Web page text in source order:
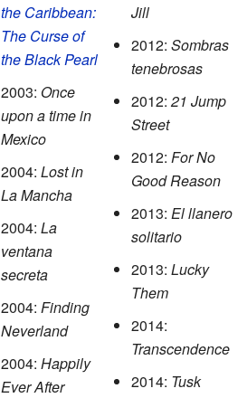
the Caribbean:
The Curse of
the Black Pearl
2003: Once
upon a time in
Mexico
2004: Lost in
La Mancha
2004: La
ventana
secreta
2004: Finding
Neverland
2004: Happily
Ever After
Jill
2012: Sombras
tenebrosas
2012: 21 Jump
Street
2012: For No
Good Reason
2013: El llanero
solitario
2013: Lucky
Them
2014:
Transcendence
2014: Tusk